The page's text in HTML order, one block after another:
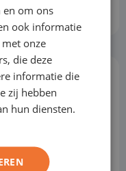
(43)
en om ons
ook informatie
onze
die deze
informatie die
zij hebben
hun diensten.